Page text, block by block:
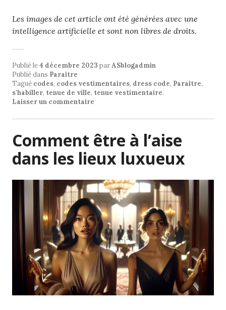
Les images de cet article ont été générées avec une
intelligence artificielle et sont non libres de droits.
Publié le4 décembre 2023 parASblogadmin
Publié dans Paraître
Tagué codes, codes vestimentaires, dress code, Paraître,
s'habiller, tenue de ville, tenue vestimentaire.
Laisser un commentaire
Comment être à l’aise
dans les lieux luxueux